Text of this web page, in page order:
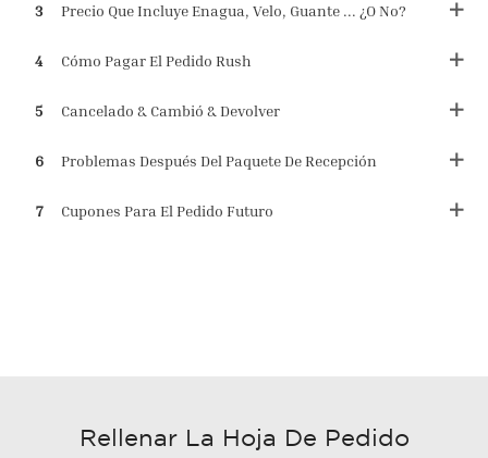
3 Precio Que Incluye Enagua, Velo, Guante ... ¿o No?
4 Cómo Pagar El Pedido Rush
5 Cancelado & Cambió & Devolver
6 Problemas Después Del Paquete De Recepción
7 Cupones Para El Pedido Futuro
Rellenar La Hoja De Pedido